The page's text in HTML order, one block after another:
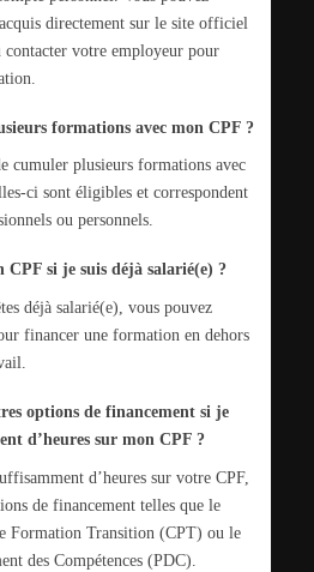
directement sur le site officiel
contacter votre employeur pour
formations avec mon CPF ?
cumuler plusieurs formations avec
ci sont éligibles et correspondent
ou personnels.
si je suis déjà salarié(e) ?
déjà salarié(e), vous pouvez
financer une formation en dehors
options de financement si je
d’heures sur mon CPF ?
d’heures sur votre CPF,
de financement telles que le
Formation Transition (CPT) ou le
des Compétences (PDC).